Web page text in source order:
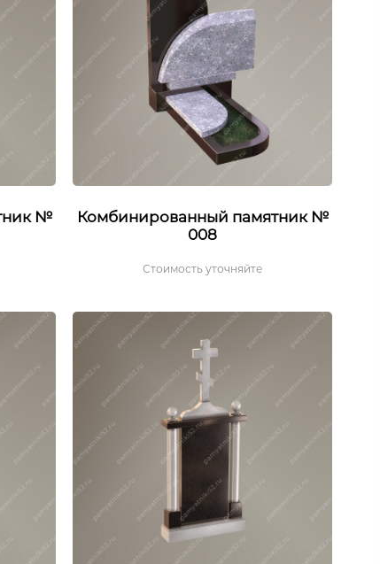
№
Комбинированный памятник №
008
Стоимость уточняйте